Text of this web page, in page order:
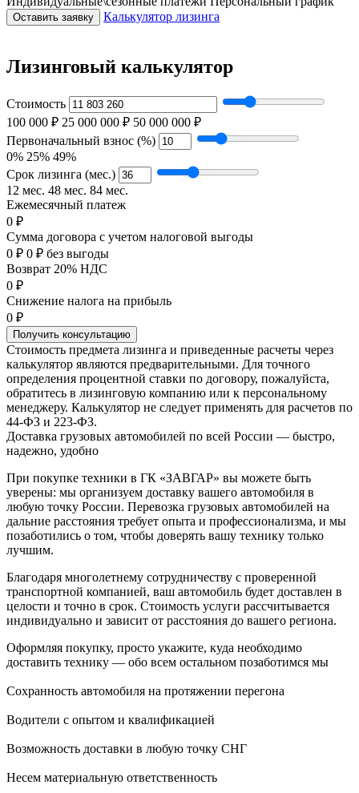
Оставить заявку Калькулятор лизинга
Лизинговый калькулятор
Стоимость
100 000 ₽ 25 000 000 ₽ 50 000 000 ₽
Первоначальный взнос (%)
0% 25% 49%
Срок лизинга (мес.)
12 мес. 48 мес. 84 мес.
Ежемесячный платеж
0 ₽
Сумма договора с учетом налоговой выгоды
0 ₽ 0 ₽ без выгоды
Возврат 20% НДС
0 ₽
Снижение налога на прибыль
0 ₽
Получить консультацию
Стоимость предмета лизинга и приведенные расчеты через
калькулятор являются предварительными. Для точного
определения процентной ставки по договору, пожалуйста,
обратитесь в лизинговую компанию или к персональному
менеджеру. Калькулятор не следует применять для расчетов по
44-ФЗ и 223-ФЗ.
Доставка грузовых автомобилей по всей России — быстро,
надежно, удобно
При покупке техники в ГК «ЗАВГАР» вы можете быть
уверены: мы организуем доставку вашего автомобиля в
любую точку России. Перевозка грузовых автомобилей на
дальние расстояния требует опыта и профессионализма, и мы
позаботились о том, чтобы доверять вашу технику только
лучшим.
Благодаря многолетнему сотрудничеству с проверенной
транспортной компанией, ваш автомобиль будет доставлен в
целости и точно в срок. Стоимость услуги рассчитывается
индивидуально и зависит от расстояния до вашего региона.
Оформляя покупку, просто укажите, куда необходимо
доставить технику — обо всем остальном позаботимся мы
Сохранность автомобиля на протяжении перегона
Водители с опытом и квалификацией
Возможность доставки в любую точку СНГ
Несем материальную ответственность